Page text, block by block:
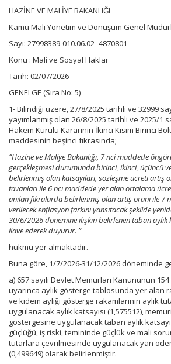
HAZİNE VE MALİYE BAKANLIĞI
Kamu Mali Yönetim ve Dönüşüm Genel
Sayı: 27998389-010.06.02- 4870801
Konu : Mali ve Sosyal Haklar
Tarih: 02/07/2026
GENELGE (Sıra No: 5)
1- Bilindiği üzere, 27/8/2025 tarihli ve 32999
yayımlanmış olan 26/8/2025 tarihli ve 2025/1
Hakem Kurulu Kararının İkinci Kısım Birinci
maddesinin beşinci fıkrasında;
“Hazine ve Maliye Bakanlığı, 7 nci maddede
gerçekleşmesi durumunda birinci, ikinci, üçüncü
belirlenmiş olan katsayıları, sözleşme ücreti artış
tavanları ile 6 ncı maddede yer alan ortalama
anılan fıkralarda belirlenmiş olan artış oranı ile 7
verilecek enflasyon farkını yansıtacak şekilde
30/6/2026 dönemine ilişkin belirlenen taban aylık
ilave ederek duyurur. ”
hükmü yer almaktadır.
Buna göre, 1/7/2026-31/12/2026 döneminde
a) 657 sayılı Devlet Memurları Kanununun
uyarınca aylık gösterge tablosunda yer alan
ve kıdem aylığı gösterge rakamlarının aylık
uygulanacak aylık katsayısı (1,575512),
göstergesine uygulanacak taban aylık
güçlüğü, iş riski, temininde güçlük ve mali
tutarlara çevrilmesinde uygulanacak yan
(0,499649) olarak belirlenmiştir.